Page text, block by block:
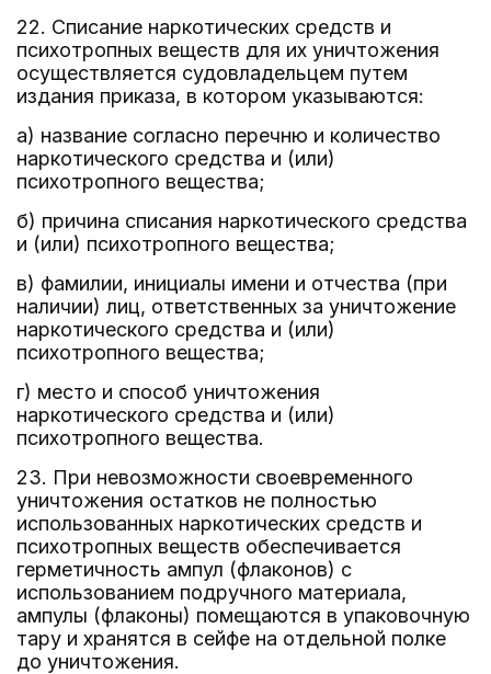
22. Списание наркотических средств и
психотропных веществ для их уничтожения
осуществляется судовладельцем путем
издания приказа, в котором указываются:
а) название согласно перечню и количество
наркотического средства и (или)
психотропного вещества;
б) причина списания наркотического средства
и (или) психотропного вещества;
в) фамилии, инициалы имени и отчества (при
наличии) лиц, ответственных за уничтожение
наркотического средства и (или)
психотропного вещества;
г) место и способ уничтожения
наркотического средства и (или)
психотропного вещества.
23. При невозможности своевременного
уничтожения остатков не полностью
использованных наркотических средств и
психотропных веществ обеспечивается
герметичность ампул (флаконов) с
использованием подручного материала,
ампулы (флаконы) помещаются в упаковочную
тару и хранятся в сейфе на отдельной полке
до уничтожения.